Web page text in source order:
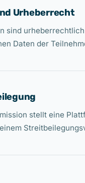
Urheberrecht
sind
Daten der
stellt eine